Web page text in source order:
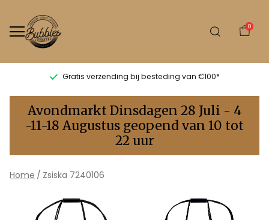
0
Gratis verzending bij besteding van €100*
Zsiska
7240106
-
Bubbles
Sluis
Avondmarkt Dinsdagen 28 Juli - 4
-11-18 Augustus geopend van 10 tot
22 uur
Home Zsiska 7240106